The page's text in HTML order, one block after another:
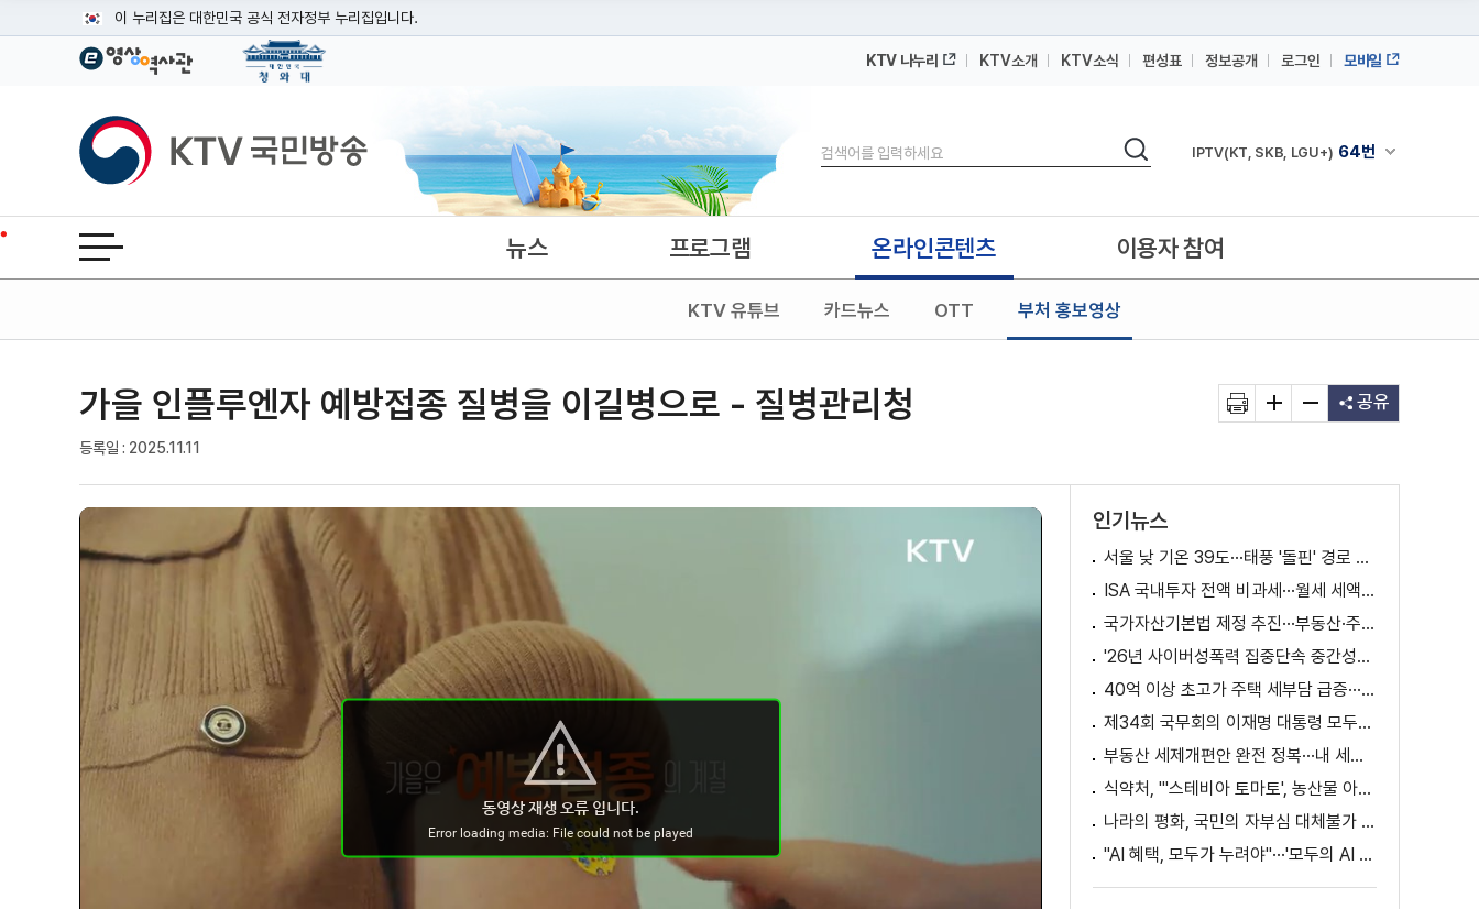
이 누리집은 대한민국 공식 전자정부 누리집입니다.
공식 누리집 주소 확인하기
이밖에 or.kr 또는 .kr등 다른 도메인 주소를 사용하고 있다면 아래 URL에서 도메인 주소를 확인해 보세요
운영중인 공식 누리집보기
KTV 나누리 KTV소개 KTV소식 편성표 정보공개 로그인 모바일
KTV국민방송
검색
검색 채널안내 펼쳐
IPTV(KT, SKB, LGU+) 64번
IPTV(KT, SKB, LGU+)
전체메뉴 열기 뉴스 프로그램 온라인콘텐츠
KTV 유튜브 카드뉴스 OTT 부처 홍보영상
이용자 참여
가을 인플루엔자 예방접종 질병을 이길병으로 - 질병관리청
등록일 : 2025.11.11
기사인쇄
글자확대
글자축소 공유
인기뉴스
서울 낮 기온 39도···태풍 '돌핀' 경로 변수
ISA 국내투자 전액 비과세···월세 세액공제 확대
국가자산기본법 제정 추진···부동산·주식 등 통합 관리
'26년 사이버성폭력 집중단속 중간성과 발표···향후 추진계획은?
40억 이상 초고가 주택 세부담 급증···실수요자 보호 강화
제34회 국무회의 이재명 대통령 모두발언
부동산 세제개편안 완전 정복···내 세금 어떻게 달라지나? [K-정책 사용법]
식약처, "'스테비아 토마토', 농산물 아닌 가공식품"
나라의 평화, 국민의 자부심 대체불가 대한민국 이재명 대통령 모두말씀
"AI 혜택, 모두가 누려야"···'모두의 AI 성장사다리' 출범